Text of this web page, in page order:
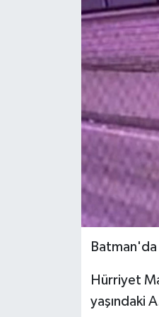
Hürriyet
yaşındaki
Gündem
İlim & İrfan
Kültür & Sanat
Sağlık & Yaşam